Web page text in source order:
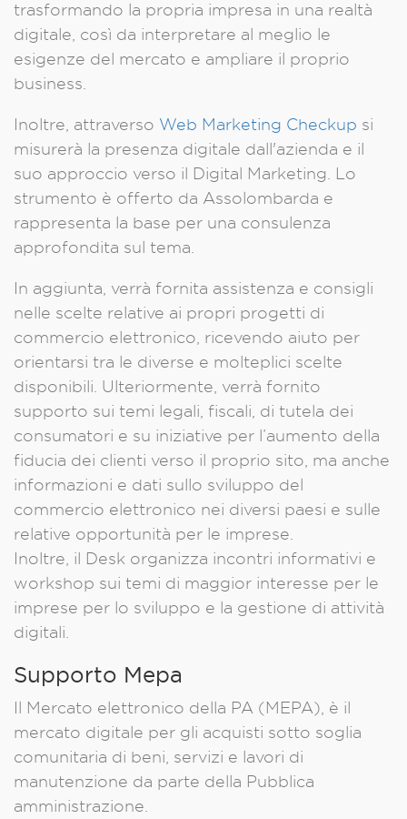
trasformando la propria impresa in una realtà
digitale, così da interpretare al meglio le
esigenze del mercato e ampliare il proprio
business.
Inoltre, attraverso Web Marketing Checkup si
misurerà la presenza digitale dall'azienda e il
suo approccio verso il Digital Marketing. Lo
strumento è offerto da Assolombarda e
rappresenta la base per una consulenza
approfondita sul tema.
In aggiunta, verrà fornita assistenza e consigli
nelle scelte relative ai propri progetti di
commercio elettronico, ricevendo aiuto per
orientarsi tra le diverse e molteplici scelte
disponibili. Ulteriormente, verrà fornito
supporto sui temi legali, fiscali, di tutela dei
consumatori e su iniziative per l’aumento della
fiducia dei clienti verso il proprio sito, ma anche
informazioni e dati sullo sviluppo del
commercio elettronico nei diversi paesi e sulle
relative opportunità per le imprese.
Inoltre, il Desk organizza incontri informativi e
workshop sui temi di maggior interesse per le
imprese per lo sviluppo e la gestione di attività
digitali.
Supporto Mepa
Il Mercato elettronico della PA (MEPA), è il
mercato digitale per gli acquisti sotto soglia
comunitaria di beni, servizi e lavori di
manutenzione da parte della Pubblica
amministrazione.